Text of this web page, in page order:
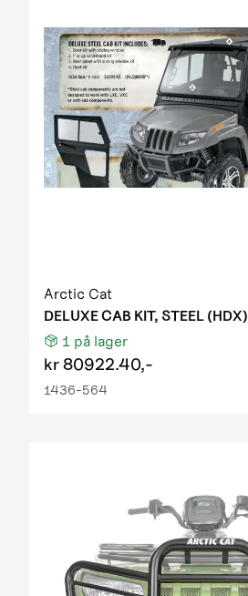
Arctic Cat
DELUXE CAB KIT, STEEL (HDX)
1 på lager
kr80922.40,-
1436-564